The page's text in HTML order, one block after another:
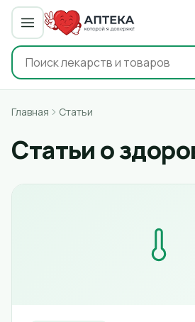
Главная Статьи
Статьи о